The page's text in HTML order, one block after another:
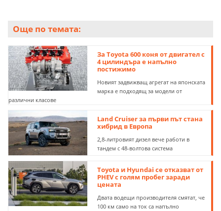
Още по темата:
За Toyota 600 коня от двигател с
4 цилиндъра е напълно
постижимо
Новият задвижващ агрегат на японската
марка е подходящ за модели от
различни класове
Land Cruiser за първи път стана
хибрид в Европа
2,8-литровият дизел вече работи в
тандем с 48-волтова система
Toyota и Hyundai се отказват от
PHEV с голям пробег заради
цената
Двата водещи производителя смятат, че
100 км само на ток са напълно